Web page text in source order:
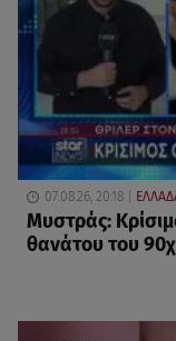
07.08.26, 20:18
Μυστράς:
θανάτου του